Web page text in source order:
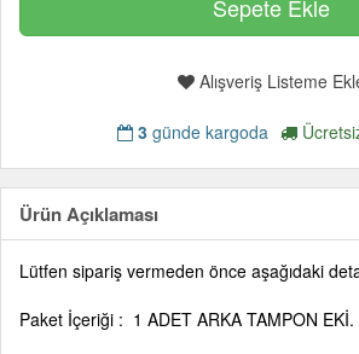
Alışveriş Listeme
3 günde kargoda
Ürün Açıklaması
Lütfen sipariş vermeden önce aşağıdaki
Paket İçeriği : 1 ADET ARKA TAMPON EKİ.